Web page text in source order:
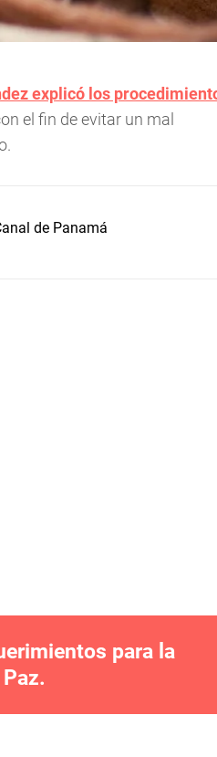
explicó los
el fin de evitar un mal
de Panamá
para la